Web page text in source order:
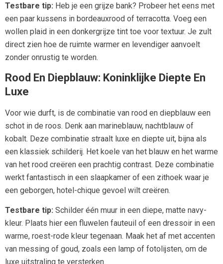
Testbare tip: Heb je een grijze bank? Probeer het eens met
een paar kussens in bordeauxrood of terracotta. Voeg een
wollen plaid in een donkergrijze tint toe voor textuur. Je zult
direct zien hoe de ruimte warmer en levendiger aanvoelt
zonder onrustig te worden.
Rood En Diepblauw: Koninklijke Diepte En
Luxe
Voor wie durft, is de combinatie van rood en diepblauw een
schot in de roos. Denk aan marineblauw, nachtblauw of
kobalt. Deze combinatie straalt luxe en diepte uit, bijna als
een klassiek schilderij. Het koele van het blauw en het warme
van het rood creëren een prachtig contrast. Deze combinatie
werkt fantastisch in een slaapkamer of een zithoek waar je
een geborgen, hotel-chique gevoel wilt creëren.
Testbare tip: Schilder één muur in een diepe, matte navy-
kleur. Plaats hier een fluwelen fauteuil of een dressoir in een
warme, roest-rode kleur tegenaan. Maak het af met accenten
van messing of goud, zoals een lamp of fotolijsten, om de
luxe uitstraling te versterken.